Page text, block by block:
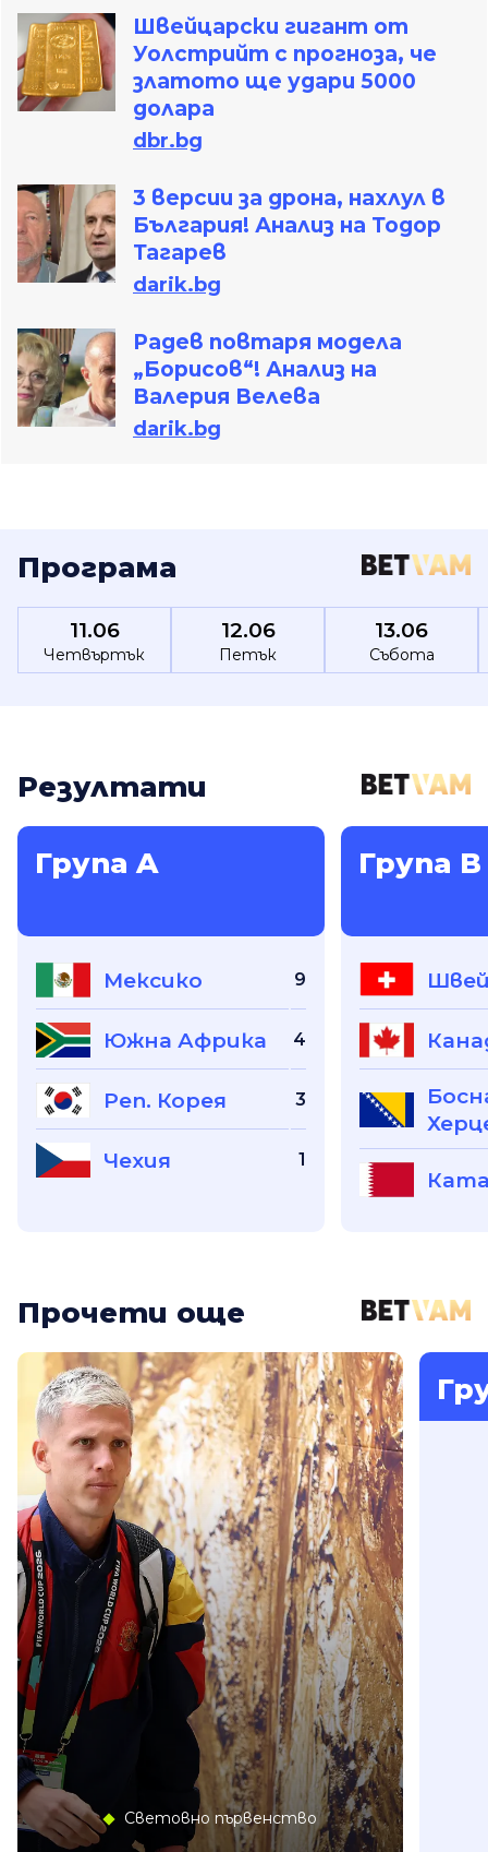
Швейцарски гигант от
Уолстрийт с прогноза, че
златото ще удари 5000
долара
dbr.bg
3 версии за дрона, нахлул в
България! Анализ на Тодор
Тагарев
darik.bg
Радев повтаря модела
„Борисов“! Анализ на
Валерия Велева
darik.bg
Програма
11.06
Четвъртък
12.06
Петък
13.06
Събота
Резултати
Група A
Мексико 9
Южна Африка 4
Реп. Корея 3
Чехия 1
Група B
Прочети още
Световно първенство